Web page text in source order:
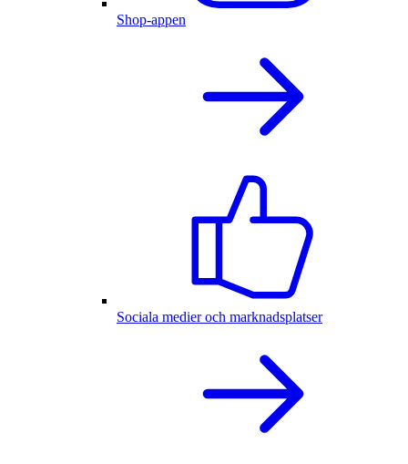
Shop-appen
Sociala medier och marknadsplatser